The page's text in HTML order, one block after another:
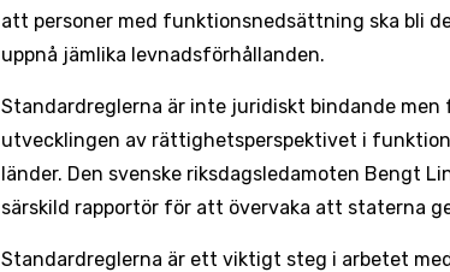
att personer med funktionsnedsättning ska bli
uppnå jämlika levnadsförhållanden.
Standardreglerna är inte juridiskt bindande
utvecklingen av rättighetsperspektivet i
länder. Den svenske riksdagsledamoten Bengt
särskild rapportör för att övervaka att staterna
Standardreglerna är ett viktigt steg i arbetet